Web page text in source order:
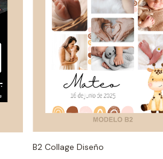
B2 Collage Diseño